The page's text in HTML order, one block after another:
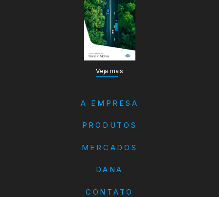
Veja mais
A EMPRESA
PRODUTOS
MERCADOS
DANA
CONTATO